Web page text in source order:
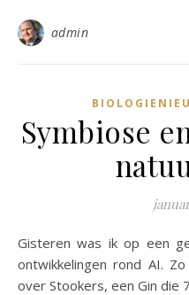
admin
Symbiose
Gisteren was ik op een geweldige bijeenkomst over de
ontwikkelingen rond AI.
over Stookers, een Gin die